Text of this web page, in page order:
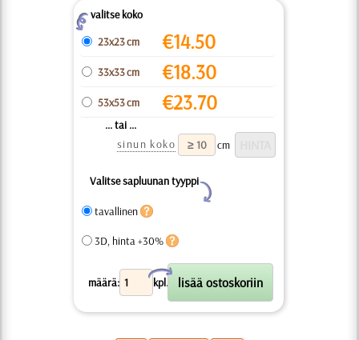
Zvalitse koko
23x23 cm
€14.50
33x33 cm €18.30
53x53 cm €23.70
... tai ...
sinun koko
cm
Valitse sapluunan tyyppi
Y
tavallinen
3D, hinta +30%
määrä: kpl.
X